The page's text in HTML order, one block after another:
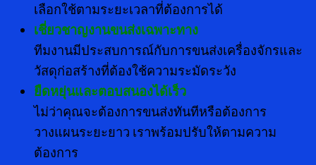
เลือกใช้ตามระยะเวลาที่ต้องการได้
เชี่ยวชาญงานขนส่งเฉพาะทาง
ทีมงานมีประสบการณ์กับการขนส่งเครื่องจักรและ
วัสดุก่อสร้างที่ต้องใช้ความระมัดระวัง
ยืดหยุ่นและตอบสนองได้เร็ว
ไม่ว่าคุณจะต้องการขนส่งทันทีหรือต้องการ
วางแผนระยะยาว เราพร้อมปรับให้ตามความ
ต้องการ